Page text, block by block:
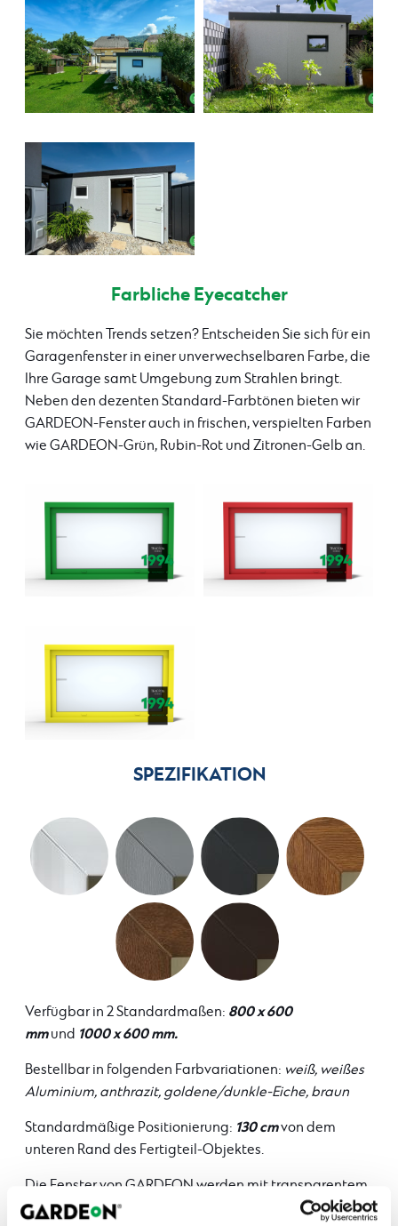
Farbliche Eyecatcher
Sie möchten Trends setzen? Entscheiden Sie sich für ein
Garagenfenster in einer unverwechselbaren Farbe, die
Ihre Garage samt Umgebung zum Strahlen bringt.
Neben den dezenten Standard-Farbtönen bieten wir
GARDEON-Fenster auch in frischen, verspielten Farben
wie GARDEON-Grün, Rubin-Rot und Zitronen-Gelb an.
SPEZIFIKATION
Verfügbar in 2 Standardmaßen: 800 x 600
mmund 1000 x 600 mm.
Bestellbar in folgenden Farbvariationen: weiß, weißes
Aluminium, anthrazit, goldene/dunkle-Eiche, braun
Standardmäßige Positionierung: 130 cmvon dem
unteren Rand des Fertigteil-Objektes.
Die Fenster von GARDEON werden mit transparentem,
klarem Glas geliefert. Gegen einen Aufpreis ist es